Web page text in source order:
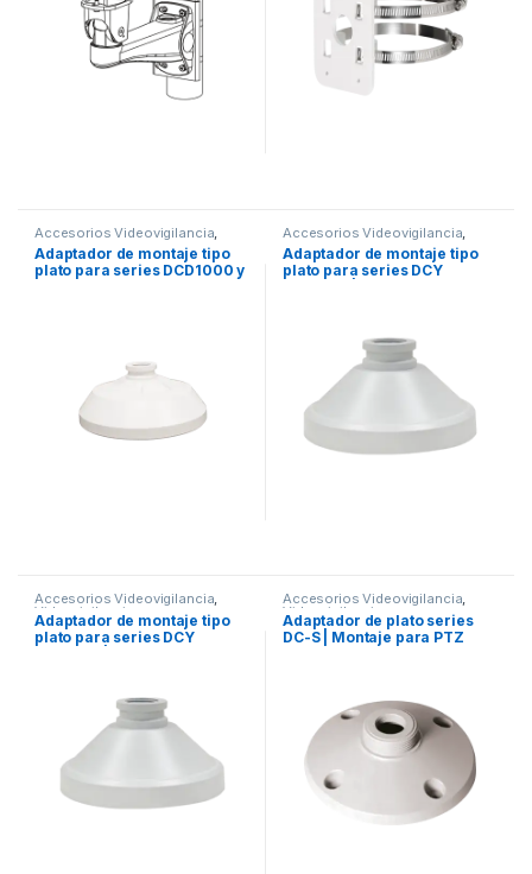
Accesorios Videovigilancia
Videovigilancia
Adaptador de montaje tipo
plato para series DCD1000 y
Accesorios Videovigilancia
Videovigilancia
Adaptador de montaje tipo
plato para series DCY
Accesorios Videovigilancia,
Videovigilancia
Adaptador de montaje tipo
plato para series DCY
Accesorios Videovigilancia,
Videovigilancia
Adaptador de plato series
DC-S | Montaje para PTZ